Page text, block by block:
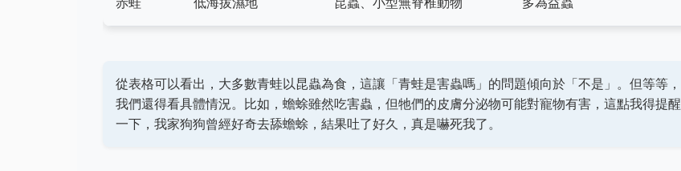
從表格可以看出，大多數青蛙以昆蟲為食，這讓「青蛙是害蟲嗎」的問題傾向於「不是」。但等等，
我們還得看具體情況。比如，蟾蜍雖然吃害蟲，但牠們的皮膚分泌物可能對寵物有害，這點我得提醒
一下，我家狗狗曾經好奇去舔蟾蜍，結果吐了好久，真是嚇死我了。